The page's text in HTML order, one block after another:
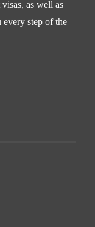
as well as
step of the